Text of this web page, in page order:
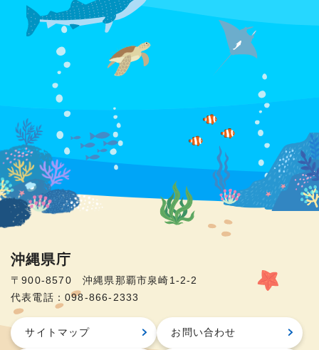
沖縄県庁
〒900-8570 沖縄県那覇市泉崎1-2-2
代表電話：098-866-2333
サイトマップ お問い合わせ